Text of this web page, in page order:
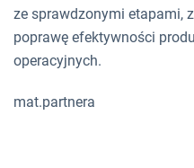
ze sprawdzonymi etapami,
poprawę efektywności
operacyjnych.
mat.partnera